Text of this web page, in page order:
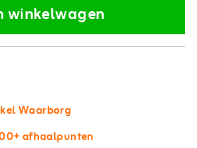
winkelwagen
Waarborg
afhaalpunten